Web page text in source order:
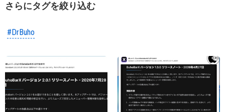
さらにタグを絞り込む
#DrBuho